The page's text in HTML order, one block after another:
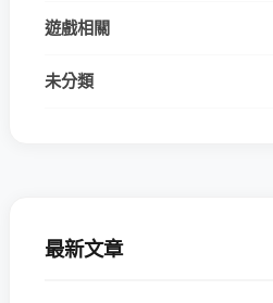
遊戲相關
未分類
最新文章